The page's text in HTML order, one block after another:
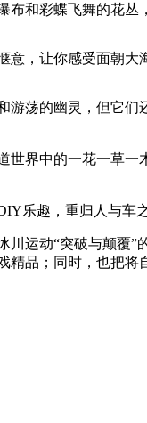
和彩蝶飞舞的花丛
，让你感受面朝大
荡的幽灵，但它
世界中的一花一草
乐趣，重归人与车
动“突破与颠覆”
品；同时，也把将